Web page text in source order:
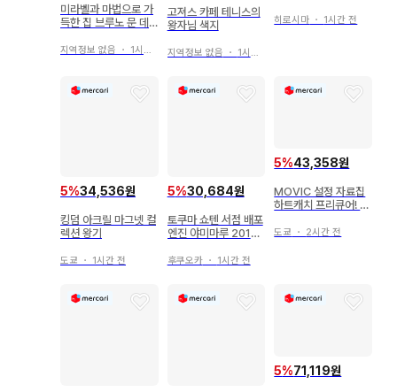
미라벨과 마법으로 가
득한 집 브루노 문 데
지역정보 없음 ・ 1시간 전
고져스 카페 테니스의
왕자님 색지
지역정보 없음 ・ 1시간 전
히로시마 ・ 1시간 전
5%34,536원
킹덤 아크릴 마그넷 컬
렉션 왕기
도쿄 ・ 1시간 전
5%30,684원
토쿠마 쇼텐 서점 배포
엔진 야미마루 2016)
r 미니 색지 [ 이중 나
후쿠오카・ 1시간 전
5%43,358원
MOVIC 설정 자료집
하트캐치 프리큐어! 설
도쿄 ・ 2시간 전
5%71,119원